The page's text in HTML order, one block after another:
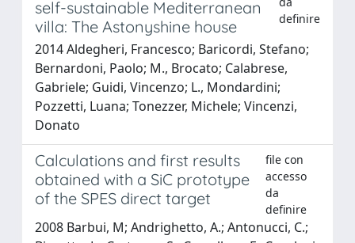
self-sustainable Mediterranean
villa: The Astonyshine house
definire
2014 Aldegheri, Francesco; Baricordi, Stefano;
Bernardoni, Paolo; M., Brocato; Calabrese,
Gabriele; Guidi, Vincenzo; L., Mondardini;
Pozzetti, Luana; Tonezzer, Michele; Vincenzi,
Donato
Calculations and first results
obtained with a SiC prototype
of the SPES direct target
file con
accesso
da
definire
2008 Barbui, M; Andrighetto, A.; Antonucci, C.;